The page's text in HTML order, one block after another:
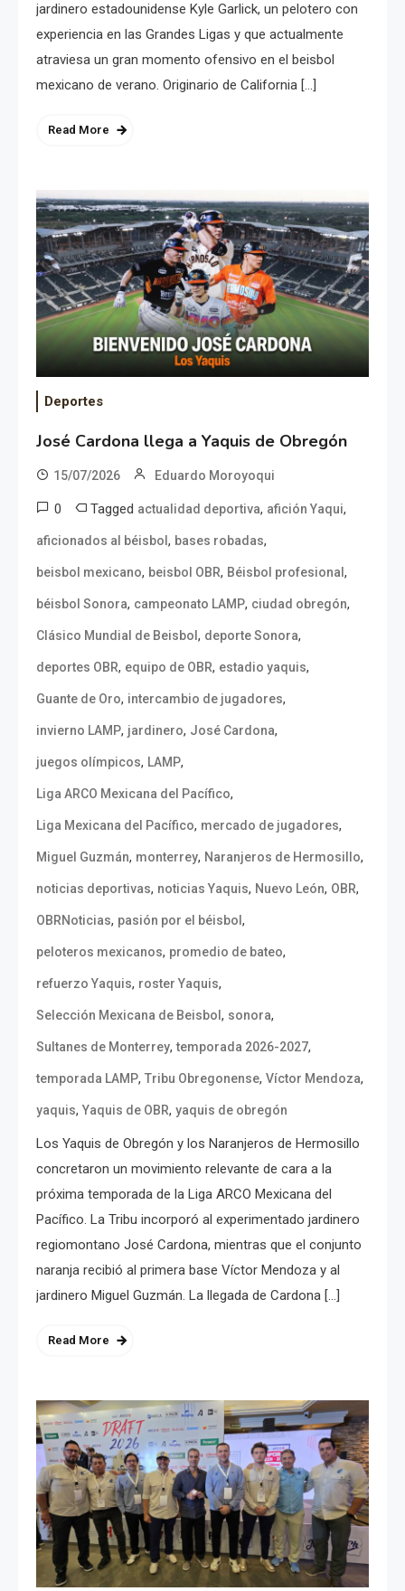
jardinero estadounidense Kyle Garlick, un pelotero con
experiencia en las Grandes Ligas y que actualmente
atraviesa un gran momento ofensivo en el beisbol
mexicano de verano. Originario de California […]
Read More
Deportes
José Cardona llega a Yaquis de Obregón
15/07/2026 Eduardo Moroyoqui
0 Tagged actualidad deportiva, afición Yaqui,
aficionados al béisbol , bases robadas,
beisbol mexicano, beisbol OBR, Béisbol profesional ,
béisbol Sonora, campeonato LAMP, ciudad obregón,
Clásico Mundial de Beisbol , deporte Sonora,
deportes OBR, equipo de OBR, estadio yaquis,
Guante de Oro, intercambio de jugadores,
invierno LAMP, jardinero, José Cardona,
juegos olímpicos, LAMP,
Liga ARCO Mexicana del Pacífico,
Liga Mexicana del Pacífico, mercado de jugadores,
Miguel Guzmán, monterrey, Naranjeros de Hermosillo,
noticias deportivas, noticias Yaquis, Nuevo León, OBR,
OBRNoticias, pasión por el béisbol ,
peloteros mexicanos, promedio de bateo,
refuerzo Yaquis, roster Yaquis,
Selección Mexicana de Beisbol , sonora,
Sultanes de Monterrey,temporada 2026-2027,
temporada LAMP, Tribu Obregonense, Víctor Mendoza,
yaquis, Yaquis de OBR, yaquis de obregón
Los Yaquis de Obregón y los Naranjeros de Hermosillo
concretaron un movimiento relevante de cara a la
próxima temporada de la Liga ARCO Mexicana del
Pacífico. La Tribu incorporó al experimentado jardinero
regiomontano José Cardona, mientras que el conjunto
naranja recibió al primera base Víctor Mendoza y al
jardinero Miguel Guzmán. La llegada de Cardona […]
Read More